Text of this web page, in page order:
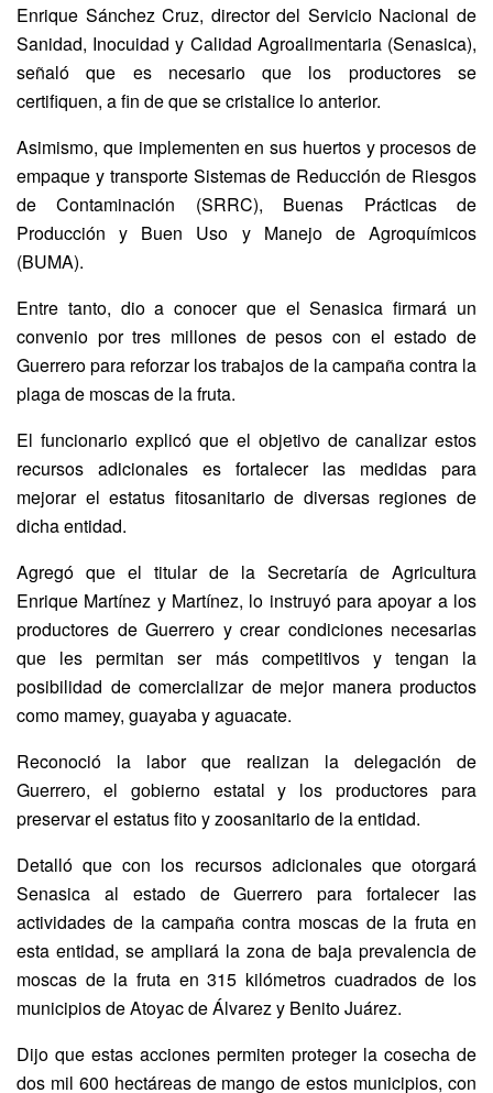
Enrique Sánchez Cruz, director del Servicio Nacional de
Sanidad, Inocuidad y Calidad Agroalimentaria (Senasica),
señaló que es necesario que los productores se
certifiquen, a fin de que se cristalice lo anterior.
Asimismo, que implementen en sus huertos y procesos de
empaque y transporte Sistemas de Reducción de Riesgos
de Contaminación (SRRC), Buenas Prácticas de
Producción y Buen Uso y Manejo de Agroquímicos
(BUMA).
Entre tanto, dio a conocer que el Senasica firmará un
convenio por tres millones de pesos con el estado de
Guerrero para reforzar los trabajos de la campaña contra la
plaga de moscas de la fruta.
El funcionario explicó que el objetivo de canalizar estos
recursos adicionales es fortalecer las medidas para
mejorar el estatus fitosanitario de diversas regiones de
dicha entidad.
Agregó que el titular de la Secretaría de Agricultura
Enrique Martínez y Martínez, lo instruyó para apoyar a los
productores de Guerrero y crear condiciones necesarias
que les permitan ser más competitivos y tengan la
posibilidad de comercializar de mejor manera productos
como mamey, guayaba y aguacate.
Reconoció la labor que realizan la delegación de
Guerrero, el gobierno estatal y los productores para
preservar el estatus fito y zoosanitario de la entidad.
Detalló que con los recursos adicionales que otorgará
Senasica al estado de Guerrero para fortalecer las
actividades de la campaña contra moscas de la fruta en
esta entidad, se ampliará la zona de baja prevalencia de
moscas de la fruta en 315 kilómetros cuadrados de los
municipios de Atoyac de Álvarez y Benito Juárez.
Dijo que estas acciones permiten proteger la cosecha de
dos mil 600 hectáreas de mango de estos municipios, con